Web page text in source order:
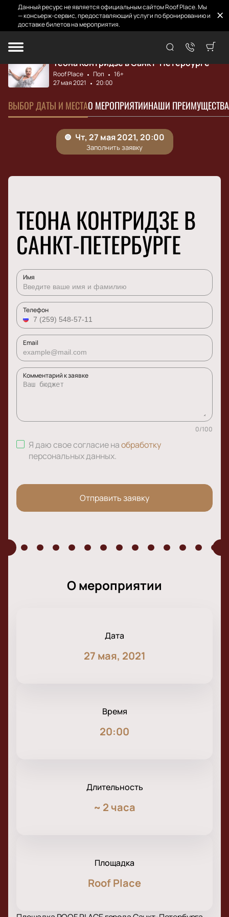
Данный ресурс не является официальным сайтом Roof Place. Мы
— консьерж-сервис, предоставляющий услуги по бронированию и
доставке билетов на мероприятия.
Главная
Теона Контридзе в Санкт-Петербурге
Roof Place Поп
16+
27 мая 2021
20:00
ВЫБОР ДАТЫ И МЕСТАО МЕРОПРИЯТИИНАШИ ПРЕИМУЩЕСТВА
ТЕОНА КОНТРИДЗЕ В
САНКТ-ПЕТЕРБУРГЕ
Имя
Телефон
Email
Комментарий к заявке
0/100
Я даю свое согласие наобработку
персональных данных.
Отправить заявку
О мероприятии
Дата
27 мая, 2021
Время
20:00
Длительность
~ 2 часа
Площадка
Roof Place